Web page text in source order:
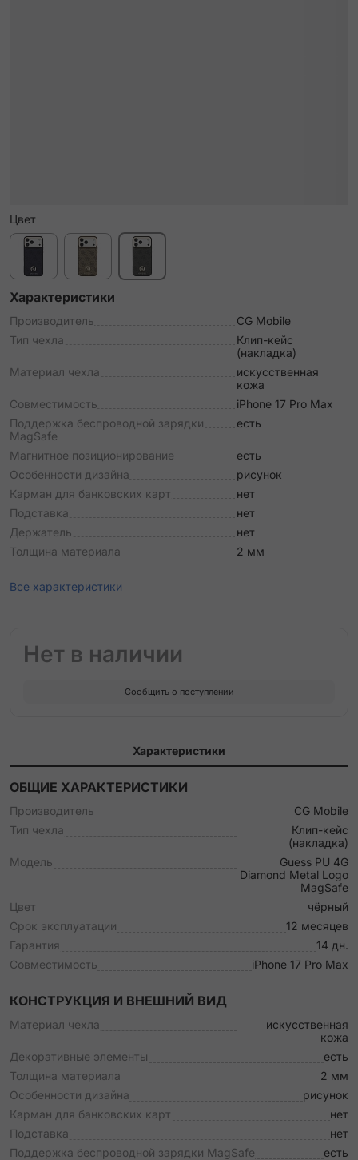
Цвет
Характеристики
Производитель
CG Mobile
Тип чехла
Клип-кейс
(накладка)
Материал чехла
искусственная
кожа
Совместимость
iPhone 17 Pro Max
Поддержка беспроводной зарядки
MagSafe
есть
Магнитное позиционирование
есть
Особенности дизайна
рисунок
Карман для банковских карт
нет
Подставка
нет
Держатель
нет
Толщина материала
2 мм
Все характеристики
Нет в наличии
Сообщить о поступлении
Характеристики
ОБЩИЕ ХАРАКТЕРИСТИКИ
Производитель
CG Mobile
Тип чехла
Клип-кейс
(накладка)
Модель
Guess PU 4G
Diamond Metal Logo
MagSafe
Цвет
чёрный
Срок эксплуатации
12 месяцев
Гарантия
14 дн.
Совместимость
iPhone 17 Pro Max
КОНСТРУКЦИЯ И ВНЕШНИЙ ВИД
Материал чехла
искусственная
кожа
Декоративные элементы
есть
Толщина материала
2 мм
Особенности дизайна
рисунок
Карман для банковских карт
нет
Подставка
нет
Поддержка беспроводной зарядки MagSafe
есть